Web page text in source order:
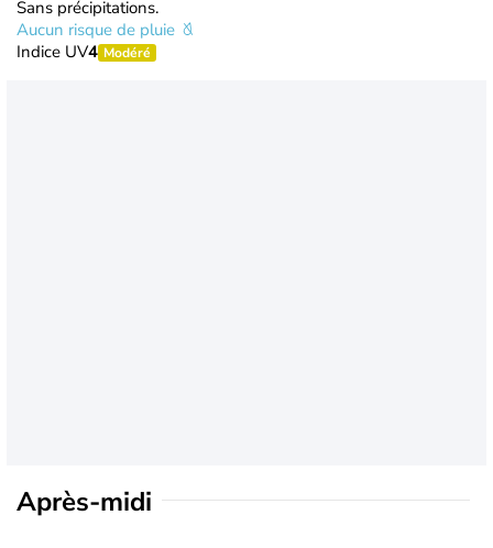
Sans précipitations.
Aucun risque de pluie
Indice UV4 Modéré
Après-midi